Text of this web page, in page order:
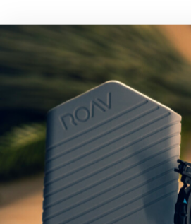
GAFAS DE SOL
POLARIZADAS